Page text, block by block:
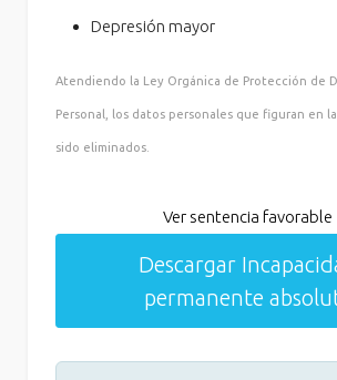
Depresión mayor
Atendiendo la Ley Orgánica de Protección de
Personal, los datos personales que figuran en
sido eliminados.
Ver sentencia favorable
Descargar
permanente